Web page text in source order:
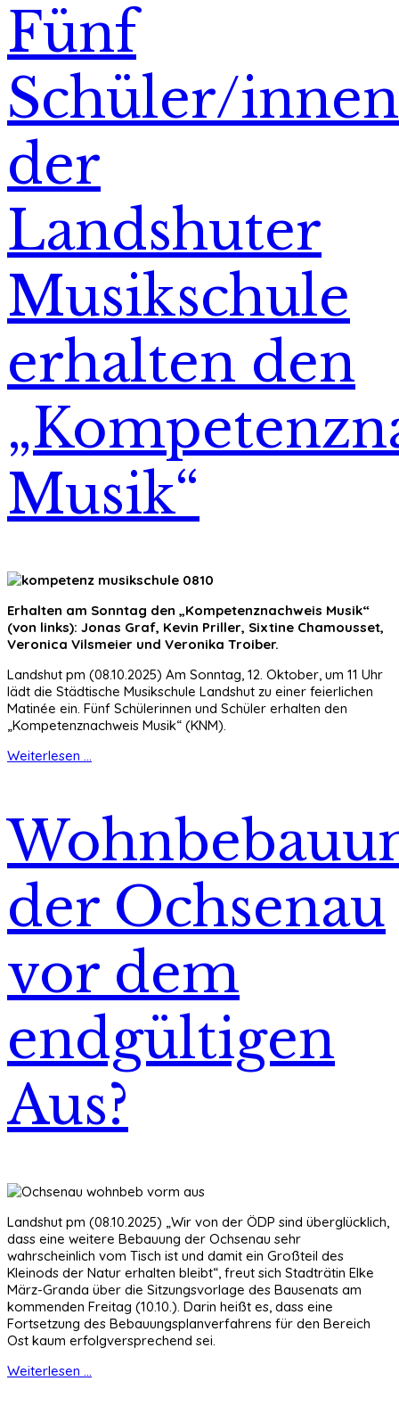
Fünf
Schüler/innen
der
Landshuter
Musikschule
erhalten den
Musik“
Erhalten am Sonntag den „Kompetenznachweis Musik“
(von links): Jonas Graf, Kevin Priller, Sixtine Chamousset,
Veronica Vilsmeier und Veronika Troiber.
Landshut pm (08.10.2025) Am Sonntag, 12. Oktober, um 11 Uhr
lädt die Städtische Musikschule Landshut zu einer feierlichen
Matinée ein. Fünf Schülerinnen und Schüler erhalten den
„Kompetenznachweis Musik“ (KNM).
Weiterlesen ...
der Ochsenau
vor dem
endgültigen
Aus?
Landshut pm (08.10.2025) „Wir von der ÖDP sind überglücklich,
dass eine weitere Bebauung der Ochsenau sehr
wahrscheinlich vom Tisch ist und damit ein Großteil des
Kleinods der Natur erhalten bleibt“, freut sich Stadträtin Elke
März-Granda über die Sitzungsvorlage des Bausenats am
kommenden Freitag (10.10.). Darin heißt es, dass eine
Fortsetzung des Bebauungsplanverfahrens für den Bereich
Ost kaum erfolgversprechend sei.
Weiterlesen ...